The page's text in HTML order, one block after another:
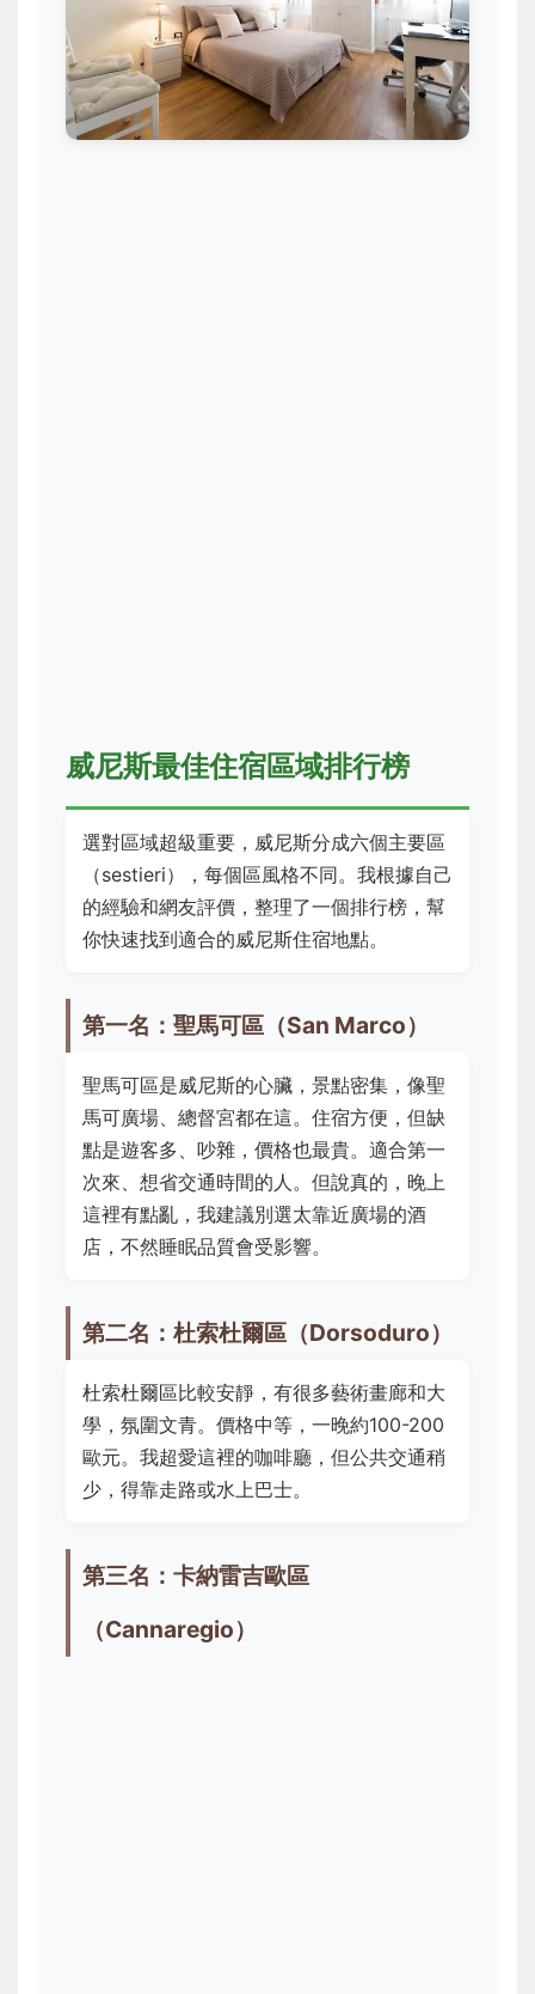
威尼斯最佳住宿區域排行榜
選對區域超級重要，威尼斯分成六個主要區
（sestieri），每個區風格不同。我根據自己
的經驗和網友評價，整理了一個排行榜，幫
你快速找到適合的威尼斯住宿地點。
第一名：聖馬可區（San Marco）
聖馬可區是威尼斯的心臟，景點密集，像聖
馬可廣場、總督宮都在這。住宿方便，但缺
點是遊客多、吵雜，價格也最貴。適合第一
次來、想省交通時間的人。但說真的，晚上
這裡有點亂，我建議別選太靠近廣場的酒
店，不然睡眠品質會受影響。
第二名：杜索杜爾區（Dorsoduro）
杜索杜爾區比較安靜，有很多藝術畫廊和大
學，氛圍文青。價格中等，一晚約100-200
歐元。我超愛這裡的咖啡廳，但公共交通稍
少，得靠走路或水上巴士。
第三名：卡納雷吉歐區
（Cannaregio）